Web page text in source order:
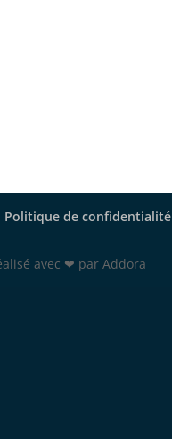
Politique de confidentialité
avec ❤ par Addora